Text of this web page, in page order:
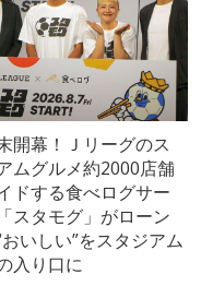
開幕！Ｊリーグのス
ムグルメ約2000店舗
ドする食べログサー
スタモグ」がローン
いしい”をスタジアム
入り口に